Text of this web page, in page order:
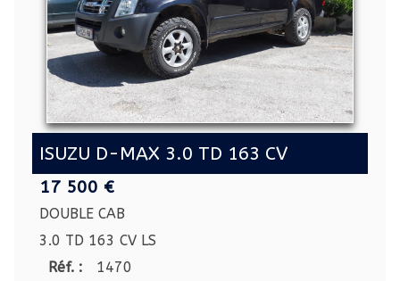
ISUZU D-MAX 3.0 TD 163 CV
17 500 €
DOUBLE CAB
3.0 TD 163 CV LS
Réf. :
1470